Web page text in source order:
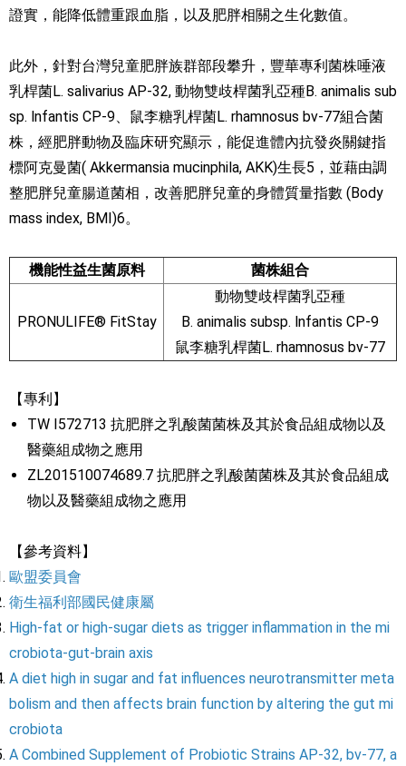
證實，能降低體重跟血脂，以及肥胖相關之生化數值。
此外，針對台灣兒童肥胖族群部段攀升，豐華專利菌株唾液
乳桿菌L. salivarius AP-32, 動物雙歧桿菌乳亞種B. animalis sub
sp. lnfantis CP-9、鼠李糖乳桿菌L. rhamnosus bv-77組合菌
株，經肥胖動物及臨床研究顯示，能促進體內抗發炎關鍵指
標阿克曼菌( Akkermansia mucinphila, AKK)生長5，並藉由調
整肥胖兒童腸道菌相，改善肥胖兒童的身體質量指數 (Body
mass index, BMI)6。
機能性益生菌原料 菌株組合
PRONULIFE® FitStay
動物雙歧桿菌乳亞種
B. animalis subsp. lnfantis CP-9
鼠李糖乳桿菌L. rhamnosus bv-77
【專利】
TW I572713 抗肥胖之乳酸菌菌株及其於食品組成物以及
醫藥組成物之應用
ZL201510074689.7 抗肥胖之乳酸菌菌株及其於食品組成
物以及醫藥組成物之應用
【參考資料】
歐盟委員會
衛生福利部國民健康屬
High-fat or high-sugar diets as trigger inflammation in the mi
crobiota-gut-brain axis
A diet high in sugar and fat influences neurotransmitter meta
bolism and then affects brain function by altering the gut mi
crobiota
A Combined Supplement of Probiotic Strains AP-32, bv-77, a